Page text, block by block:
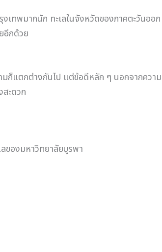
เทพมากนัก ทะเลในจังหวัดของภาคตะวันออก
อีกด้วย
มก็แตกต่างกันไป แต่ข้อดีหลัก ๆ นอกจากความ
ะดวก
ของมหาวิทยาลัยบูรพา